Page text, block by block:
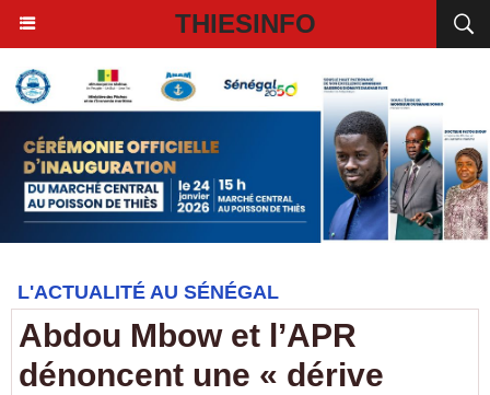
THIESINFO
L'ACTUALITÉ AU SÉNÉGAL
Abdou Mbow et l’APR
dénoncent une « dérive